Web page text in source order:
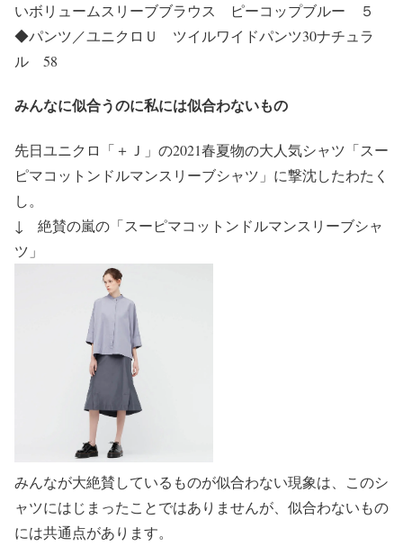
いボリュームスリーブブラウス ピーコップブルー ５
◆パンツ／ユニクロＵ ツイルワイドパンツ30ナチュラ
ル 58
みんなに似合うのに私には似合わないもの
先日ユニクロ「＋Ｊ」の2021春夏物の大人気シャツ「スー
ピマコットンドルマンスリーブシャツ」に撃沈したわたく
し。
↓ 絶賛の嵐の「スーピマコットンドルマンスリーブシャ
ツ」
みんなが大絶賛しているものが似合わない現象は、このシ
ャツにはじまったことではありませんが、似合わないもの
には共通点があります。